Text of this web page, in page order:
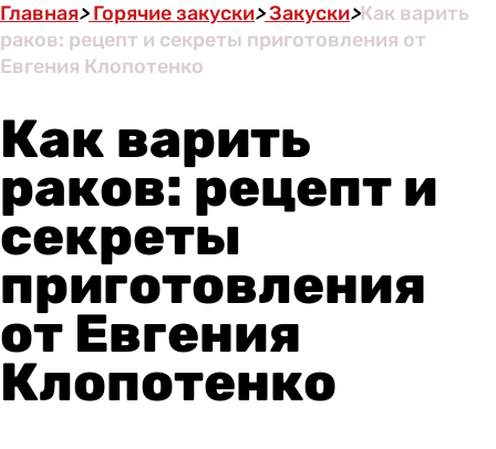
Главная>Горячие закуски>Закуски>Как варить
раков: рецепт и секреты приготовления от
Евгения Клопотенко
Как варить
раков: рецепт и
секреты
приготовления
от Евгения
Клопотенко